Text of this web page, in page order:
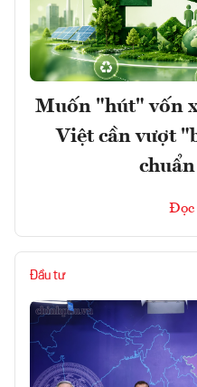
Muốn "hút" vốn
Việt cần vượt
Đọc
Đầu tư